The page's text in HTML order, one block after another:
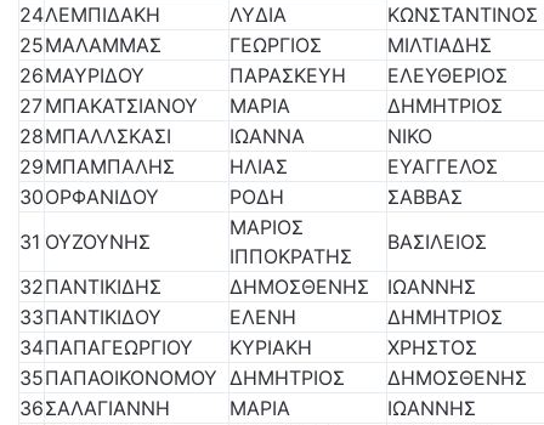
24ΛΕΜΠΙΔΑΚΗ ΛΥΔΙΑ
ΚΩΝΣΤΑΝΤΙΝΟΣ
25ΜΑΛΑΜΜΑΣ ΓΕΩΡΓΙΟΣ
ΜΙΛΤΙΑΔΗΣ
26ΜΑΥΡΙΔΟΥ ΠΑΡΑΣΚΕΥΗ
ΕΛΕΥΘΕΡΙΟΣ
27ΜΠΑΚΑΤΣΙΑΝΟΥ ΜΑΡΙΑ
ΔΗΜΗΤΡΙΟΣ
28ΜΠΑΛΛΣΚΑΣΙ ΙΩΑΝΝΑ
ΝΙΚΟ
29ΜΠΑΜΠΑΛΗΣ ΗΛΙΑΣ
ΕΥΑΓΓΕΛΟΣ
30ΟΡΦΑΝΙΔΟΥ ΡΟΔΗ
ΣΑΒΒΑΣ
31 ΟΥΖΟΥΝΗΣ
ΜΑΡΙΟΣ
ΙΠΠΟΚΡΑΤΗΣ
ΒΑΣΙΛΕΙΟΣ
32ΠΑΝΤΙΚΙΔΗΣ ΔΗΜΟΣΘΕΝΗΣ
ΙΩΑΝΝΗΣ
33ΠΑΝΤΙΚΙΔΟΥ ΕΛΕΝΗ
ΔΗΜΗΤΡΙΟΣ
34ΠΑΠΑΓΕΩΡΓΙΟΥ ΚΥΡΙΑΚΗ
ΧΡΗΣΤΟΣ
35ΠΑΠΑΟΙΚΟΝΟΜΟΥ ΔΗΜΗΤΡΙΟΣ
ΔΗΜΟΣΘΕΝΗΣ
36ΣΑΛΑΓΙΑΝΝΗ ΜΑΡΙΑ
ΙΩΑΝΝΗΣ